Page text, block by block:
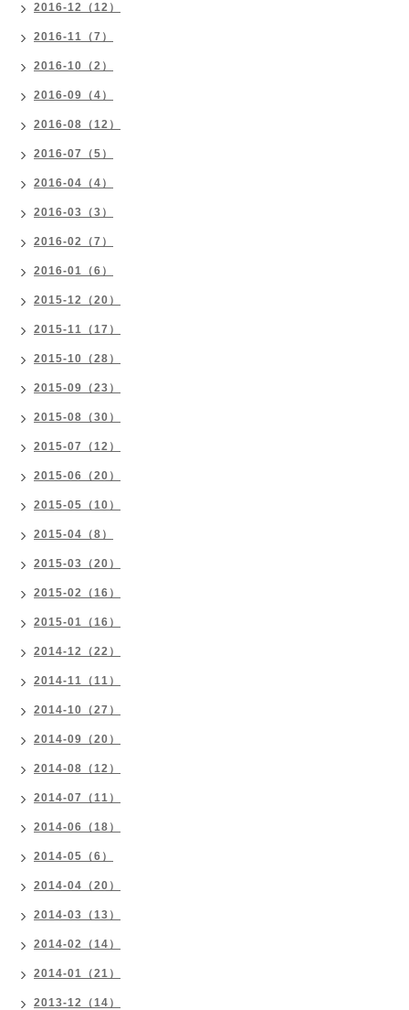
2016-12（12）
2016-11（7）
2016-10（2）
2016-09（4）
2016-08（12）
2016-07（5）
2016-04（4）
2016-03（3）
2016-02（7）
2016-01（6）
2015-12（20）
2015-11（17）
2015-10（28）
2015-09（23）
2015-08（30）
2015-07（12）
2015-06（20）
2015-05（10）
2015-04（8）
2015-03（20）
2015-02（16）
2015-01（16）
2014-12（22）
2014-11（11）
2014-10（27）
2014-09（20）
2014-08（12）
2014-07（11）
2014-06（18）
2014-05（6）
2014-04（20）
2014-03（13）
2014-02（14）
2014-01（21）
2013-12（14）